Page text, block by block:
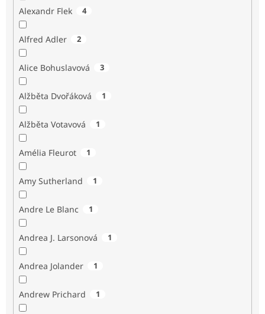
Alexandr Flek 4
Alfred Adler 2
Alice Bohuslavová 3
Alžběta Dvořáková 1
Alžběta Votavová 1
Amélia Fleurot 1
Amy Sutherland 1
Andre Le Blanc 1
Andrea J. Larsonová 1
Andrea Jolander 1
Andrew Prichard 1